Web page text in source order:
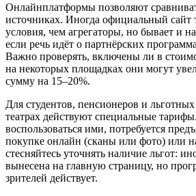
Онлайнплатформы позволяют
источниках. Иногда официальный сайт
условия, чем агрегаторы, но бывает и
если речь идёт о партнёрских
Важно проверять, включены ли в
на некоторых площадках они могут
сумму на 15–20%.
Для студентов, пенсионеров и
театрах действуют специальные
воспользоваться ими, потребуется
покупке онлайн (сканы или фото) или
стесняйтесь уточнять наличие льгот:
вынесена на главную страницу, но
зрителей действует.